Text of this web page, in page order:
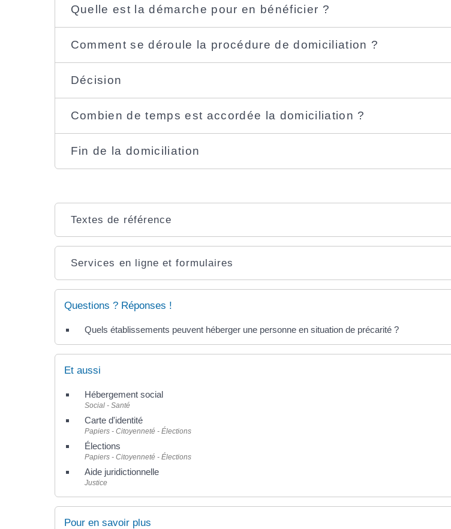
Quelle est la démarche pour en bénéficier ?
Comment se déroule la procédure de domiciliation ?
Décision
Combien de temps est accordée la domiciliation ?
Fin de la domiciliation
Textes de référence
Services en ligne et formulaires
Questions ? Réponses !
Quels établissements peuvent héberger une personne en situation de précarité ?
Et aussi
Hébergement social
Social - Santé
Carte d'identité
Papiers - Citoyenneté - Élections
Élections
Papiers - Citoyenneté - Élections
Aide juridictionnelle
Justice
Pour en savoir plus